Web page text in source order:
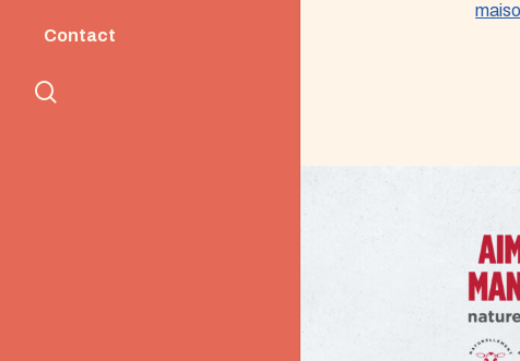
Origine et Qualité
Contact